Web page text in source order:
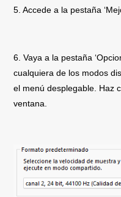
5. Accede a la pestaña
6. Vaya a la pestaña
cualquiera de los modos
el menú desplegable. Haz
ventana.